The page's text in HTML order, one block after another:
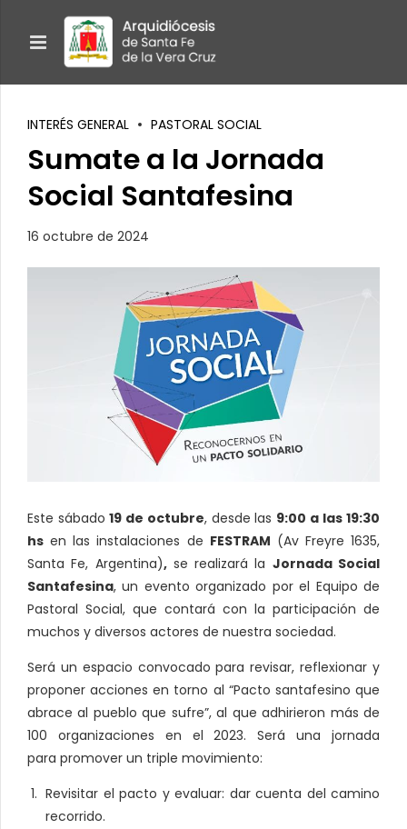
INTERÉS GENERAL PASTORAL SOCIAL
Sumate a la Jornada
Social Santafesina
16 octubre de 2024
Este sábado 19 de octubre, desde las 9:00 a las 19:30
hs en las instalaciones de FESTRAM (Av Freyre 1635,
Santa Fe, Argentina),se realizará la Jornada Social
Santafesina, un evento organizado por el Equipo de
Pastoral Social, que contará con la participación de
muchos y diversos actores de nuestra sociedad.
Será un espacio convocado para revisar, reflexionar y
proponer acciones en torno al “Pacto santafesino que
abrace al pueblo que sufre”, al que adhirieron más de
100 organizaciones en el 2023. Será una jornada
para promover un triple movimiento:
Revisitar el pacto y evaluar: dar cuenta del camino
recorrido.